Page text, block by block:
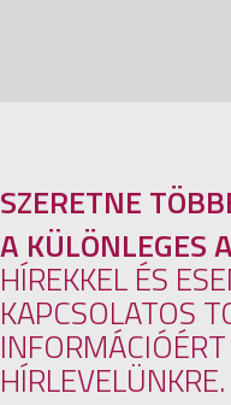
SZERETNE
A KÜLÖNLEGES
HÍREKKEL ÉS
KAPCSOLATOS
HÍRLEVELÜNKRE.